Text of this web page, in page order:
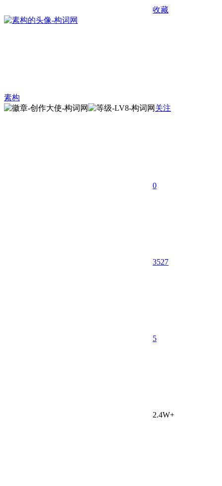
收藏
素构
关注
0
3527
5
2.4W+